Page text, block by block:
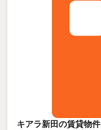
キアラ新田の賃貸物件